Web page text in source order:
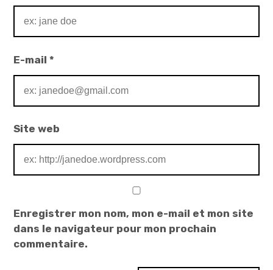
E-mail*
Site web
Enregistrer mon nom, mon e-mail et mon site
dans le navigateur pour mon prochain
commentaire.